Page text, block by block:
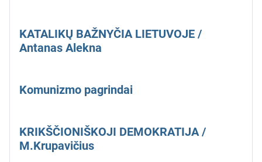
KATALIKŲ BAŽNYČIA LIETUVOJE /
Antanas Alekna
Komunizmo pagrindai
KRIKŠČIONIŠKOJI DEMOKRATIJA /
M.Krupavičius